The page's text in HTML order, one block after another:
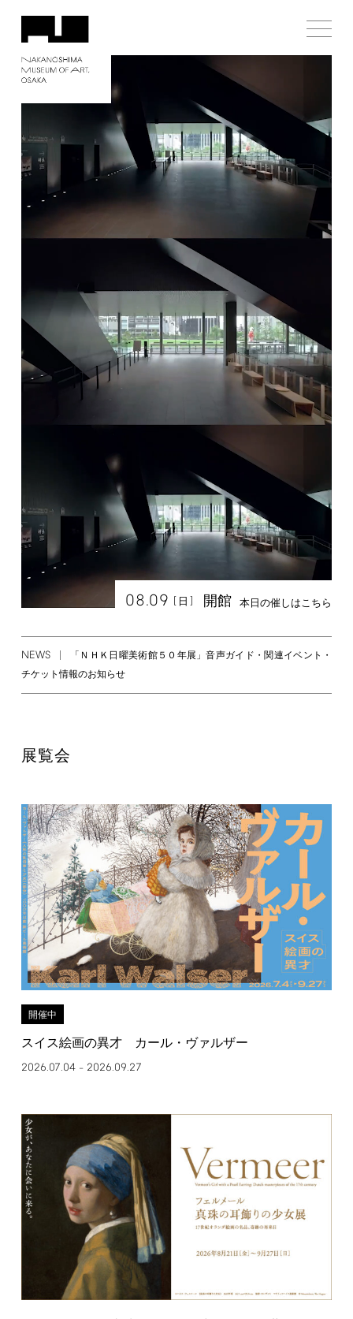
08.09 [ 日 ] 開館 本日の催しはこちら
NEWS
「ＮＨＫ日曜美術館５０年展」音声ガイド・関連イベント・
チケット情報のお知らせ
展覧会
開催中
スイス絵画の異才 カール・ヴァルザー
2026.07.04– 2026.09.27